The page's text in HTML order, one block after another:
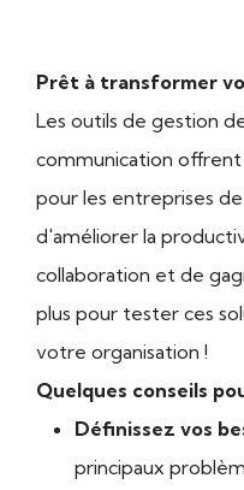
Prêt à transformer
Les outils de gestion
communication
pour les entreprises
d'améliorer la
collaboration et de
plus pour tester ces
votre organisation !
Quelques conseils
Définissez vos
principaux